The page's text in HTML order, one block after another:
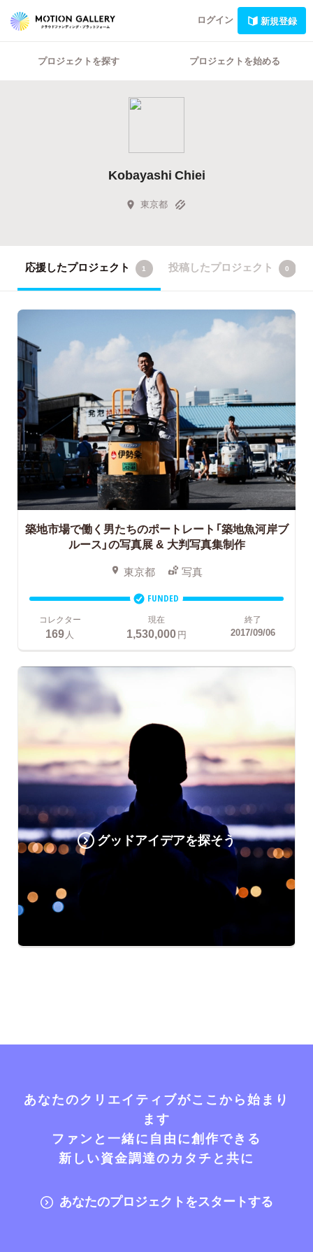
ログイン 新規登録
プロジェクトを探す プロジェクトを始める
Kobayashi Chiei
東京都
応援したプロジェクト 1 投稿したプロジェクト 0
築地市場で働く男たちのポートレート「築地魚河岸ブ
ルース」の写真展 & 大判写真集制作
東京都 写真
FUNDED
コレクター
169 人
現在
1,530,000円
終了
2017/09/06
グッドアイデアを探そう
あなたのクリエイティブがここから始まり
ます
ファンと一緒に自由に創作できる
新しい資金調達のカタチと共に
あなたのプロジェクトをスタートする